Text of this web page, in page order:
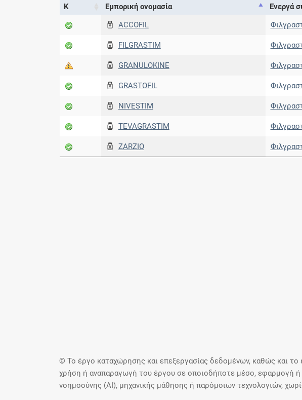
Κ Εμπορική ονομασία Ενεργά
ACCOFIL
FILGRASTIM
GRANULOKINE
GRASTOFIL
NIVESTIM
TEVAGRASTIM
ZARZIO
© Το έργο καταχώρησης και επεξεργασίας δεδομένων, καθώς και το
χρήση ή αναπαραγωγή του έργου σε οποιοδήποτε μέσο, εφαρμογή ή
νοημοσύνης (AI), μηχανικής μάθησης ή παρόμοιων τεχνολογιών,